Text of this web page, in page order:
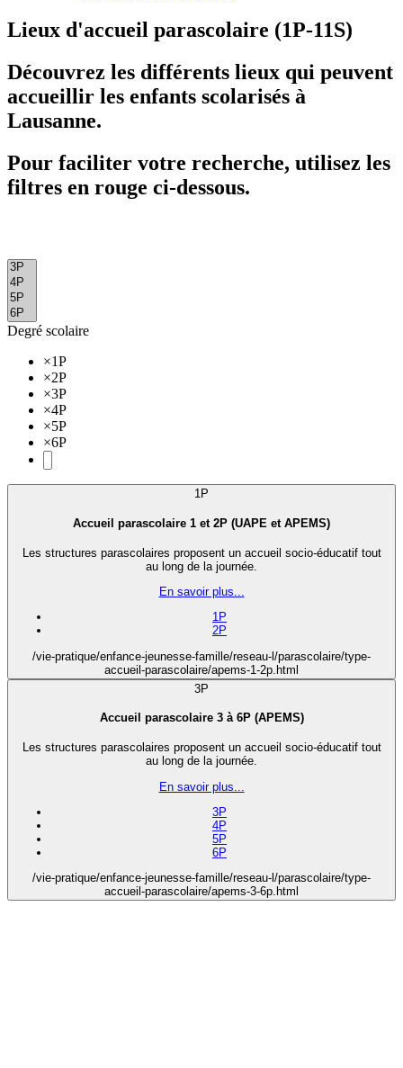
Lieux d'accueil parascolaire (1P-11S)
Découvrez les différents lieux qui peuvent
accueillir les enfants scolarisés à
Lausanne.
Pour faciliter votre recherche, utilisez les
filtres en rouge ci-dessous.
Degré scolaire
×1P
×2P
×3P
×4P
×5P
×6P
1P
Accueil parascolaire 1 et 2P (UAPE et APEMS)
Les structures parascolaires proposent un accueil socio-éducatif tout
au long de la journée.
En savoir plus...
1P
2P
/vie-pratique/enfance-jeunesse-famille/reseau-l/parascolaire/type-
accueil-parascolaire/apems-1-2p.html
3P
Accueil parascolaire 3 à 6P (APEMS)
Les structures parascolaires proposent un accueil socio-éducatif tout
au long de la journée.
En savoir plus...
3P
4P
5P
6P
/vie-pratique/enfance-jeunesse-famille/reseau-l/parascolaire/type-
accueil-parascolaire/apems-3-6p.html